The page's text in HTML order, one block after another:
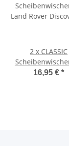
2 x CLASSIC
Land Rover16,95 € *